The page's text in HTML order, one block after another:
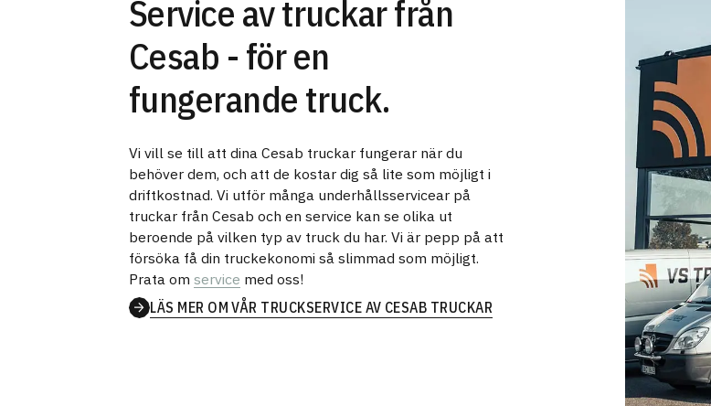
Service av truckar från
Cesab - för en
fungerande truck.
Vi vill se till att dina Cesab truckar fungerar när du
behöver dem, och att de kostar dig så lite som möjligt i
driftkostnad. Vi utför många underhållsservicear på
truckar från Cesab och en service kan se olika ut
beroende på vilken typ av truck du har. Vi är pepp på att
försöka få din truckekonomi så slimmad som möjligt.
Prata om service med oss!
LÄS MER OM VÅR TRUCKSERVICE AV CESAB TRUCKAR